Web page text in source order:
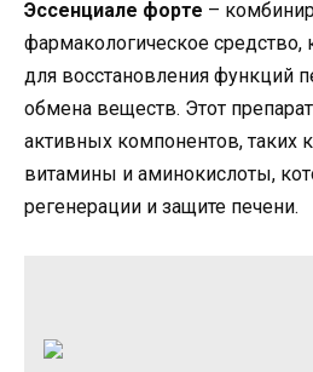
Эссенциале форте –
фармакологическое средство,
для восстановления функций
обмена веществ. Этот
активных компонентов, таких
витамины и аминокислоты,
регенерации и защите печени.